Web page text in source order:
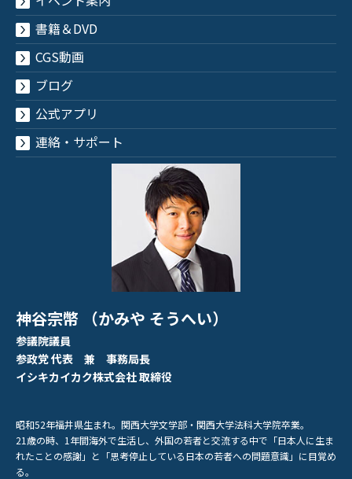
書籍＆DVD
CGS動画
ブログ
公式アプリ
連絡・サポート
神谷宗幣 （かみや そうへい）
参議院議員
参政党 代表 兼 事務局長
イシキカイカク株式会社 取締役
昭和52年福井県生まれ。関西大学文学部・関西大学法科大学院卒業。
21歳の時、1年間海外で生活し、外国の若者と交流する中で「日本人に生ま
れたことの感謝」と「思考停止している日本の若者への問題意識」に目覚め
る。